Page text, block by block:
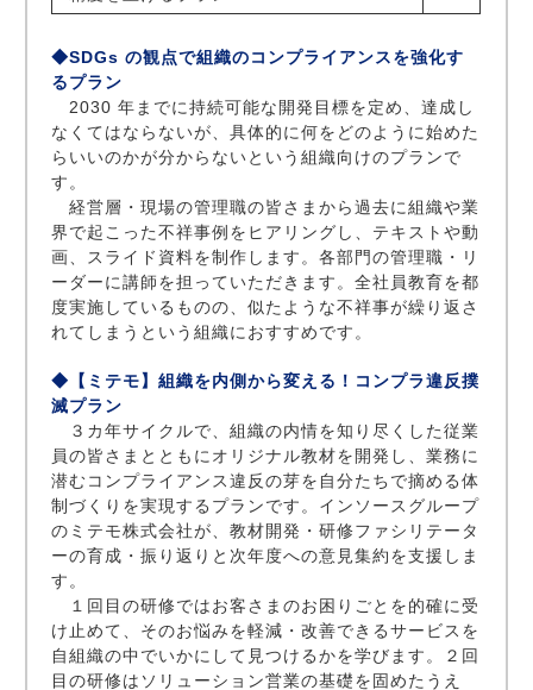
◆SDGs の観点で組織のコンプライアンスを強化す
るプラン
2030 年までに持続可能な開発目標を定め、達成し
なくてはならないが、具体的に何をどのように始めた
らいいのかが分からないという組織向けのプランで
す。
経営層・現場の管理職の皆さまから過去に組織や業
界で起こった不祥事例をヒアリングし、テキストや動
画、スライド資料を制作します。各部門の管理職・リ
ーダーに講師を担っていただきます。全社員教育を都
度実施しているものの、似たような不祥事が繰り返さ
れてしまうという組織におすすめです。
◆【ミテモ】組織を内側から変える！コンプラ違反撲
滅プラン
３カ年サイクルで、組織の内情を知り尽くした従業
員の皆さまとともにオリジナル教材を開発し、業務に
潜むコンプライアンス違反の芽を自分たちで摘める体
制づくりを実現するプランです。インソースグループ
のミテモ株式会社が、教材開発・研修ファシリテータ
ーの育成・振り返りと次年度への意見集約を支援しま
す。
１回目の研修ではお客さまのお困りごとを的確に受
け止めて、そのお悩みを軽減・改善できるサービスを
自組織の中でいかにして見つけるかを学びます。２回
目の研修はソリューション営業の基礎を固めたうえ